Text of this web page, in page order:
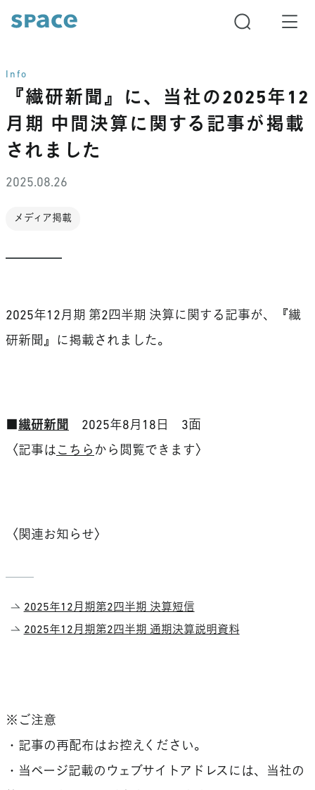
Info
『繊研新聞』に、当社の2025年12
月期 中間決算に関する記事が掲載
されました
2025.08.26
メディア掲載
2025年12月期 第2四半期 決算に関する記事が、『繊
研新聞』に掲載されました。
■繊研新聞
2025年8月18日 3面
〈記事は こちら から閲覧できます〉
〈関連お知らせ〉
2025年12月期第2四半期 決算短信
2025年12月期第2四半期 通期決算説明資料
※ご注意
・記事の再配布はお控えください。
・当ページ記載のウェブサイトアドレスには、当社の